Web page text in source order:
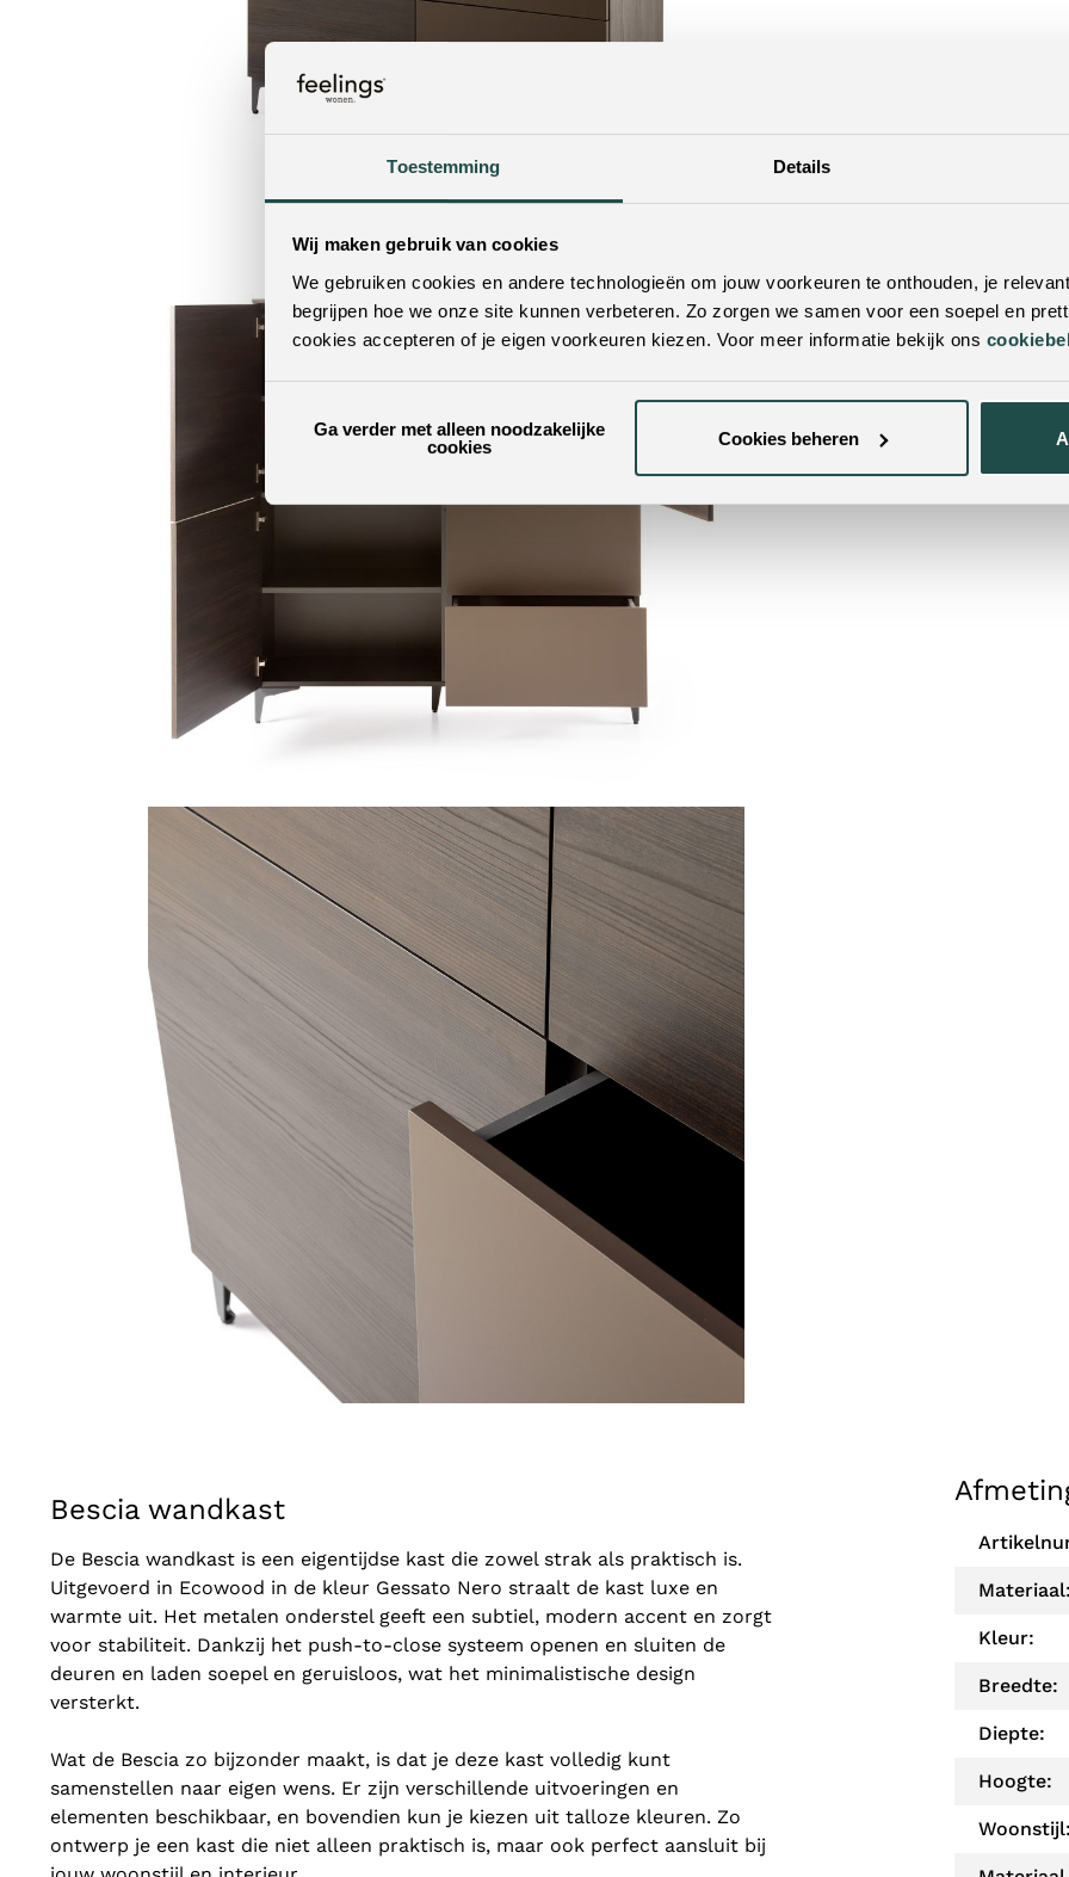
Toestemming Details
Wij maken gebruik van cookies
We gebruiken cookies en andere technologieën om jouw voorkeuren te onthouden, je
begrijpen hoe we onze site kunnen verbeteren. Zo zorgen we samen voor een soepel en
cookies accepteren of je eigen voorkeuren kiezen. Voor meer informatie bekijk ons
Ga verder met alleen noodzakelijke
cookies
Cookies beheren
Bescia wandkast
De Bescia wandkast is een eigentijdse kast die zowel strak als praktisch is.
Uitgevoerd in Ecowood in de kleur Gessato Nero straalt de kast luxe en
warmte uit. Het metalen onderstel geeft een subtiel, modern accent en zorgt
voor stabiliteit. Dankzij het push-to-close systeem openen en sluiten de
deuren en laden soepel en geruisloos, wat het minimalistische design
versterkt.
Wat de Bescia zo bijzonder maakt, is dat je deze kast volledig kunt
samenstellen naar eigen wens. Er zijn verschillende uitvoeringen en
elementen beschikbaar, en bovendien kun je kiezen uit talloze kleuren. Zo
ontwerp je een kast die niet alleen praktisch is, maar ook perfect aansluit bij
Kleur:
Breedte:
Diepte:
Hoogte: